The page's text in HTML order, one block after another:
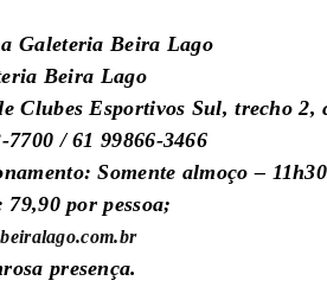
Galeteria Beira Lago
Beira Lago
Clubes Esportivos Sul, trecho
7700 / 61 99866-3466
Somente almoço –
por pessoa;
presença.